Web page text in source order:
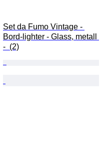
Set da Fumo Vintage -
Bord-lighter - Glass, metall
-  (2)